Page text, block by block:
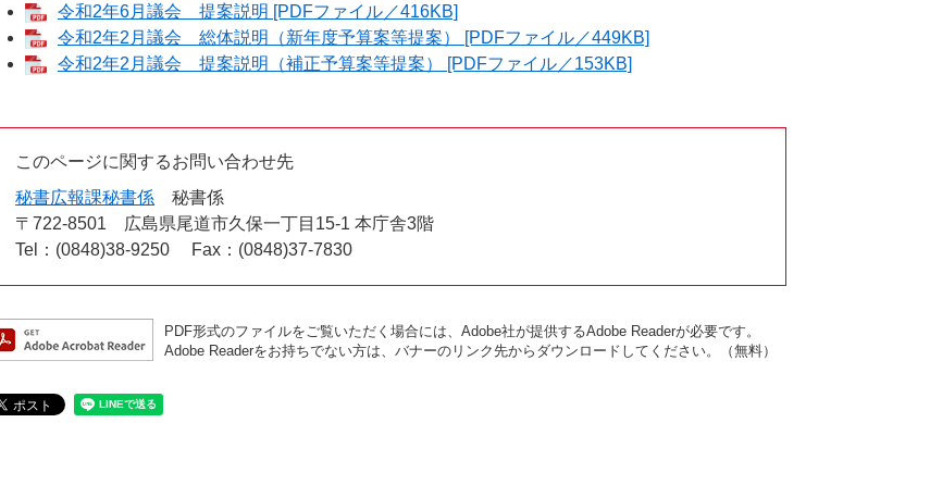
令和2年6月議会 提案説明 [PDFファイル／416KB]
令和2年2月議会 総体説明（新年度予算案等提案） [PDFファイル／449KB]
令和2年2月議会 提案説明（補正予算案等提案） [PDFファイル／153KB]
このページに関するお問い合わせ先
秘書広報課秘書係
秘書係
〒722-8501
広島県尾道市久保一丁目15-1 本庁舎3階
Tel：(0848)38-9250
Fax：(0848)37-7830
PDF形式のファイルをご覧いただく場合には、Adobe社が提供するAdobe Readerが必要です。
Adobe Readerをお持ちでない方は、バナーのリンク先からダウンロードしてください。（無料）